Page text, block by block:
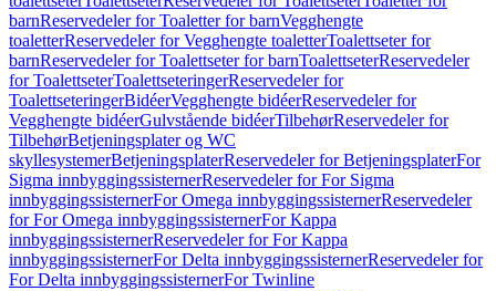
barnReservedeler for Toaletter for barnVegghengte
toaletterReservedeler for Vegghengte toaletterToalettseter for
barnReservedeler for Toalettseter for barnToalettseterReservedeler
for ToalettseterToalettseteringerReservedeler for
ToalettseteringerBidéerVegghengte bidéerReservedeler for
Vegghengte bidéerGulvstående bidéerTilbehørReservedeler for
TilbehørBetjeningsplater og WC
skyllesystemerBetjeningsplaterReservedeler for BetjeningsplaterFor
Sigma innbyggingssisternerReservedeler for For Sigma
innbyggingssisternerFor Omega innbyggingssisternerReservedeler
for For Omega innbyggingssisternerFor Kappa
innbyggingssisternerReservedeler for For Kappa
innbyggingssisternerFor Delta innbyggingssisternerReservedeler for
For Delta innbyggingssisternerFor Twinline